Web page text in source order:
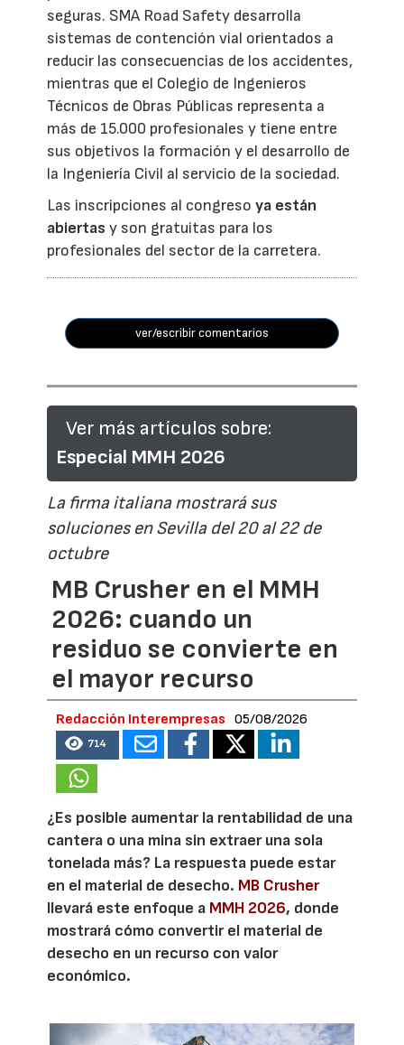
seguras. SMA Road Safety desarrolla
sistemas de contención vial orientados a
reducir las consecuencias de los accidentes,
mientras que el Colegio de Ingenieros
Técnicos de Obras Públicas representa a
más de 15.000 profesionales y tiene entre
sus objetivos la formación y el desarrollo de
la Ingeniería Civil al servicio de la sociedad.
Las inscripciones al congresoya están
abiertas y son gratuitas para los
profesionales del sector de la carretera.
ver/escribir comentarios
Ver más artículos sobre:
Especial MMH 2026
La firma italiana mostrará sus
soluciones en Sevilla del 20 al 22 de
octubre
MB Crusher en el MMH
2026: cuando un
residuo se convierte en
el mayor recurso
Redacción Interempresas 05/08/2026
714
¿Es posible aumentar la rentabilidad de una
cantera o una mina sin extraer una sola
tonelada más? La respuesta puede estar
en el material de desecho. MB Crusher
llevará este enfoque a MMH 2026, donde
mostrará cómo convertir el material de
desecho en un recurso con valor
económico.